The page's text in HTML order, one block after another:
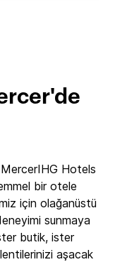
Hotels
bir otele
için olağanüstü
sunmaya
butik, ister
aşacak